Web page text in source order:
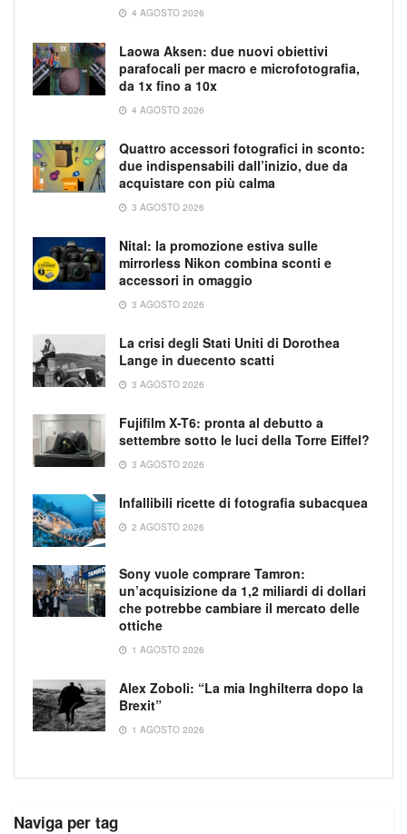
4 AGOSTO 2026
Laowa Aksen: due nuovi obiettivi
parafocali per macro e microfotografia,
da 1x fino a 10x
4 AGOSTO 2026
Quattro accessori fotografici in sconto:
due indispensabili dall’inizio, due da
acquistare con più calma
3 AGOSTO 2026
Nital: la promozione estiva sulle
mirrorless Nikon combina sconti e
accessori in omaggio
3 AGOSTO 2026
La crisi degli Stati Uniti di Dorothea
Lange in duecento scatti
3 AGOSTO 2026
Fujifilm X-T6: pronta al debutto a
settembre sotto le luci della Torre Eiffel?
3 AGOSTO 2026
Infallibili ricette di fotografia subacquea
2 AGOSTO 2026
Sony vuole comprare Tamron:
un’acquisizione da 1,2 miliardi di dollari
che potrebbe cambiare il mercato delle
ottiche
1 AGOSTO 2026
Alex Zoboli: “La mia Inghilterra dopo la
Brexit”
1 AGOSTO 2026
Naviga per tag